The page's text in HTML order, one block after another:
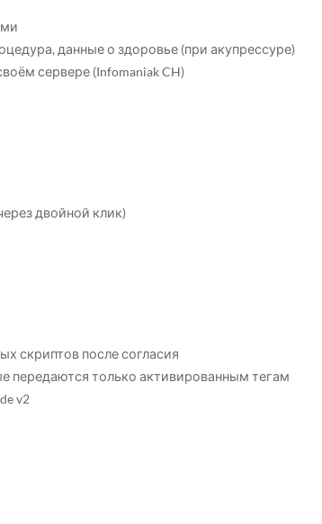
данные о здоровье (при акупрессуре)
сервере (Infomaniak CH)
двойной клик)
скриптов после согласия
передаются только активированным тегам
v2